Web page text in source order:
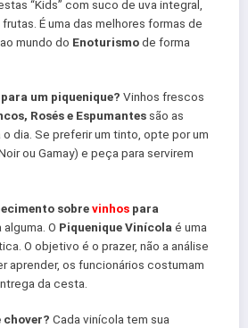
“Kids” com suco de uva integral,
É uma das melhores formas de
mundo do Enoturismode forma
para um piquenique? Vinhos frescos
Rosés e Espumantes são as
dia. Se preferir um tinto, opte por um
ou Gamay) e peça para servirem
sobrevinhos para
O Piquenique Vinícola é uma
O objetivo é o prazer, não a análise
aprender, os funcionários costumam
da cesta.
chover? Cada vinícola tem sua